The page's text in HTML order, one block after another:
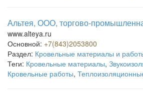
Альтея, ООО, торгово-
www.alteya.ru
Основной: +7(843)2053800
Раздел: Кровельные материалы и
Теги: Кровельные материалы,
Кровельные работы,